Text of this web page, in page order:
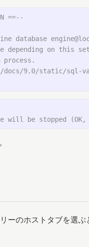
==--
database
depending on this
process.
9.0/static/sql-
のホストタブを選ぶ